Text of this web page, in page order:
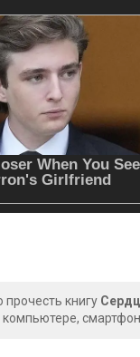
книгу